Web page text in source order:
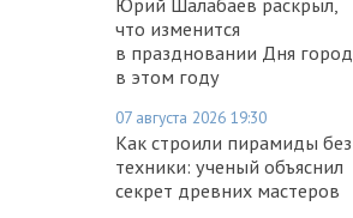
что изменится
в праздновании Дня
в этом году
07 августа 2026 19:30
Как строили пирамиды без
техники: ученый объяснил
секрет древних мастеров